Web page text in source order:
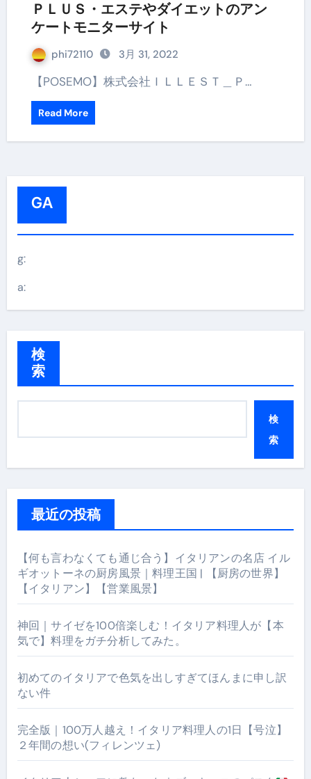
ＰＬＵＳ・エステやダイエットのアン
ケートモニターサイト
phi72110 3月 31, 2022
【POSEMO】株式会社ＩＬＬＥＳＴ＿Ｐ…
Read More
GA
g:
a:
検
索
検
索
最近の投稿
【何も言わなくても通じ合う】イタリアンの名店 イル
ギオットーネの厨房風景｜料理王国 | 【厨房の世界】
【イタリアン】【営業風景】
神回｜サイゼを100倍楽しむ！イタリア料理人が【本
気で】料理をガチ分析してみた。
初めてのイタリアで色気を出しすぎてほんまに申し訳
ない件
完全版｜100万人越え！イタリア料理人の1日【号泣】
２年間の想い(フィレンツェ)